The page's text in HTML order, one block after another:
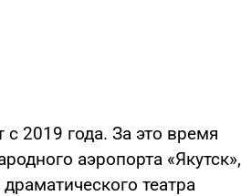
с 2019 года. За это время
аэропорта «Якутск»,
театра